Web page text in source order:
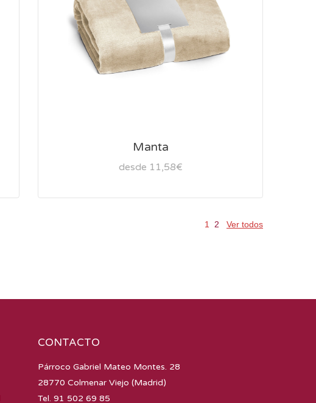
Manta
desde 11,58€
1 2 Ver todos
CONTACTO
Párroco Gabriel Mateo Montes. 28
28770 Colmenar Viejo (Madrid)
Tel. 91 502 69 85